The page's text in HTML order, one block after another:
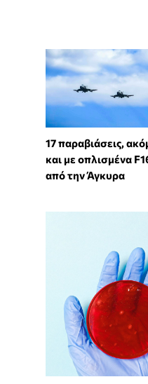
17 παραβιάσεις,
και με οπλισμένα
από την Άγκυρα